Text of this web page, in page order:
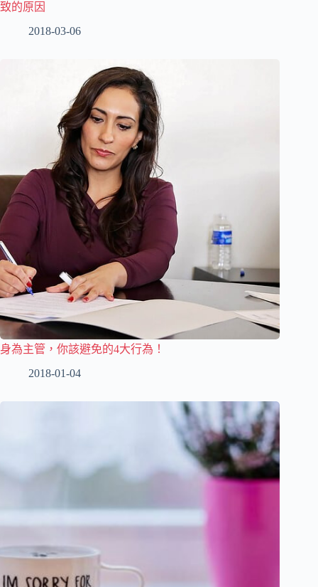
致的原因
2018-03-06
身為主管，你該避免的4大行為！
2018-01-04